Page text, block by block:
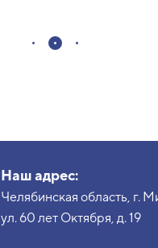
Наш адрес:
Челябинская область, г.
ул. 60 лет Октября, д. 19